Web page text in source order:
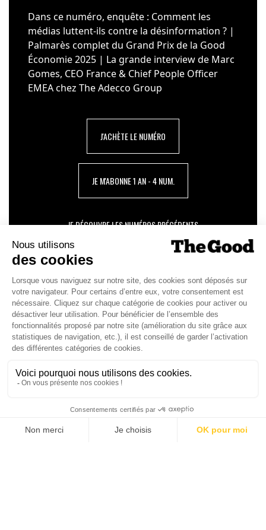
Dans ce numéro, enquête : Comment les
médias luttent-ils contre la désinformation ? |
Palmarès complet du Grand Prix de la Good
Économie 2025 | La grande interview de Marc
Gomes, CEO France & Chief People Officer
EMEA chez The Adecco Group
J'ACHÈTE LE NUMÉRO
JE M'ABONNE 1 AN - 4 NUM.
JE DÉCOUVRE LES NUMÉROS PRÉCÉDENTS
Je suis déjà abonné(e) :
version digitale
SUIVEZ-NOUS